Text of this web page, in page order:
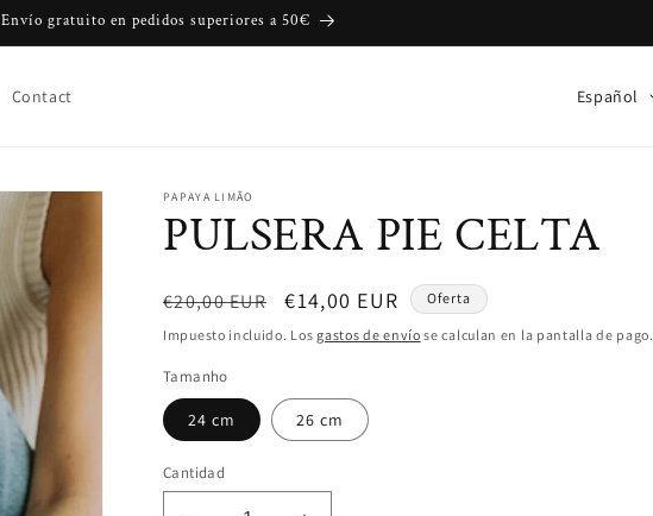
Envío gratuito en pedidos superiores a 50€
Contact
m
Español
PAPAYA LIMÃO
PULSERA PIE CELTA
Precio
habitual
€20,00 EUR
Precio
de
€14,00 EUR Oferta
Impuesto incluido. Los gastos de envío se calculan en la pantalla de pago.
Tamanho
24 cm 26 cm
Cantidad